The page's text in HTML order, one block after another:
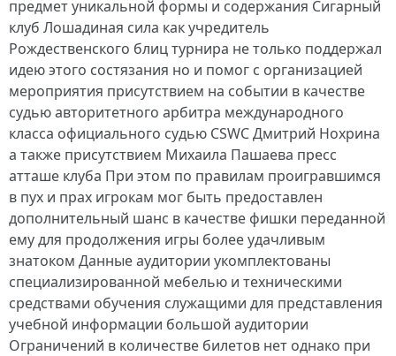
предмет уникальной формы и содержания Сигарный
клуб Лошадиная сила как учредитель
Рождественского блиц турнира не только поддержал
идею этого состязания но и помог с организацией
мероприятия присутствием на событии в качестве
судью авторитетного арбитра международного
класса официального судью CSWC Дмитрий Нохрина
а также присутствием Михаила Пашаева пресс
атташе клуба При этом по правилам проигравшимся
в пух и прах игрокам мог быть предоставлен
дополнительный шанс в качестве фишки переданной
ему для продолжения игры более удачливым
знатоком Данные аудитории укомплектованы
специализированной мебелью и техническими
средствами обучения служащими для представления
учебной информации большой аудитории
Ограничений в количестве билетов нет однако при